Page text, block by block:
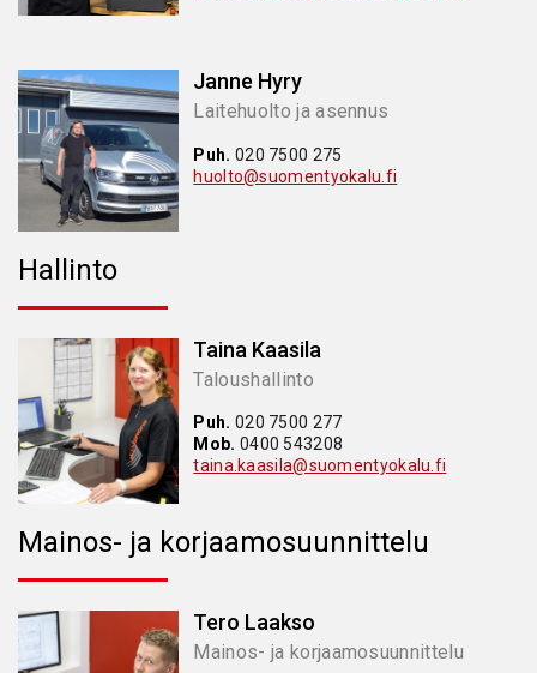
Janne Hyry
Laitehuolto ja asennus
Puh. 020 7500 275
huolto@suomentyokalu.fi
Hallinto
Taina Kaasila
Taloushallinto
Puh. 020 7500 277
Mob. 0400 543208
taina.kaasila@suomentyokalu.fi
Mainos- ja korjaamosuunnittelu
Tero Laakso
Mainos- ja korjaamosuunnittelu